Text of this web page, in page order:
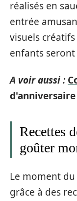
réalisés en
entrée
visuels
enfants seront
A voir aussi :
Recettes
goûter
Le moment
grâce à des